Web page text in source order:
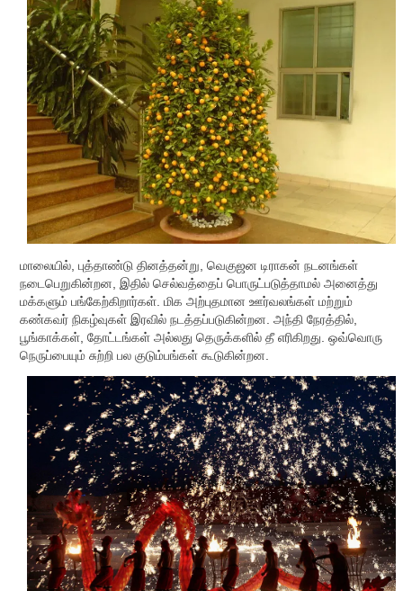
மாலையில், புத்தாண்டு தினத்தன்று, வெகுஜன டிராகன் நடனங்கள்
நடைபெறுகின்றன, இதில் செல்வத்தைப் பொருட்படுத்தாமல் அனைத்து
மக்களும் பங்கேற்கிறார்கள். மிக அற்புதமான ஊர்வலங்கள் மற்றும்
கண்கவர் நிகழ்வுகள் இரவில் நடத்தப்படுகின்றன. அந்தி நேரத்தில்,
பூங்காக்கள், தோட்டங்கள் அல்லது தெருக்களில் தீ எரிகிறது. ஒவ்வொரு
நெருப்பையும் சுற்றி பல குடும்பங்கள் கூடுகின்றன.